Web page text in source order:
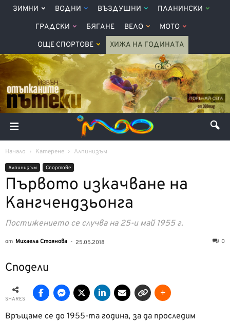
ЗИМНИ ВОДНИ ВЪЗДУШНИ ПЛАНИНСКИ
ГРАДСКИ БЯГАНЕ ВЕЛО МОТО
ОЩЕ СПОРТОВЕ ХИЖА НА ГОДИНАТА
Начало Катерене Алпинизъм
Алпинизъм Спортове
Първото изкачване на
Кангчендзьонга
Постижението се случва на 25-и май 1955 г.
от Михаела Стоянова - 25.05.2018 0
Сподели
SHARES
Връщаме се до 1955-та година, за да проследим